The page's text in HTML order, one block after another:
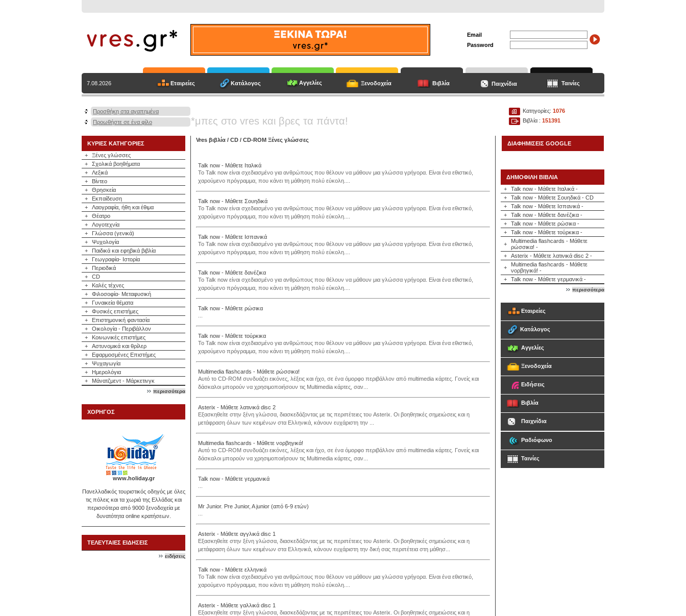
Email
Password
7.08.2026 Εταιρείες Κατάλογος Αγγελίες Ξενοδοχεία Βιβλία Παιχνίδια Ταινίες
Προσθήκη στα αγαπημένα
Προωθήστε σε ένα φίλο
*μπες στο vres και βρες τα πάντα!
Κατηγορίες: 1076
Βιβλία : 151391
ΚΥΡΙΕΣ ΚΑΤΗΓΟΡΙΕΣ
+
Ξένες γλώσσες
+
Σχολικά βοηθήματα
+
Λεξικά
+
Βίντεο
+
Θρησκεία
+
Εκπαίδευση
+
Λαογραφία, ήθη και έθιμα
+
Θέατρο
+
Λογοτεχνία
+
Γλώσσα (γενικά)
+
Ψυχολογία
+
Παιδικά και εφηβικά βιβλία
+
Γεωγραφία- Ιστορία
+
Περιοδικά
+
CD
+
Καλές τέχνες
+
Φιλοσοφία- Μεταφυσική
+
Γυναικεία θέματα
+
Φυσικές επιστήμες
+
Επιστημονική φαντασία
+
Οικολογία - Περιβάλλον
+
Κοινωνικές επιστήμες
+
Αστυνομικά και θρίλερ
+
Εφαρμοσμένες Επιστήμες
+
Ψυχαγωγία
+
Ημερολόγια
+
Μάνατζμεντ - Μάρκετινγκ
περισσότερα
ΧΟΡΗΓΟΣ
www.holiday.gr
Πανελλαδικός τουριστικός οδηγός με όλες
τις πόλεις και τα χωριά της Ελλάδας και
περισσότερα από 9000 ξενοδοχεία με
δυνατότητα online κρατήσεων.
ΤΕΛΕΥΤΑΙΕΣ ΕΙΔΗΣΕΙΣ
ειδήσεις
Vres βιβλία / CD / CD-ROM Ξένες γλώσσες
Talk now - Μάθετε Ιταλικά
To Talk now είναι σχεδιασμένο για ανθρώπους που θέλουν να μάθουν μια γλώσσα γρήγορα. Είναι ένα εθιστικό,
χαρούμενο πρόγραμμα, που κάνει τη μάθηση πολύ εύκολη....
Talk now - Μάθετε Σουηδικά
To Talk now είναι σχεδιασμένο για ανθρώπους που θέλουν να μάθουν μια γλώσσα γρήγορα. Είναι ένα εθιστικό,
χαρούμενο πρόγραμμα, που κάνει τη μάθηση πολύ εύκολη....
Talk now - Μάθετε Ισπανικά
To Talk now είναι σχεδιασμένο για ανθρώπους που θέλουν να μάθουν μια γλώσσα γρήγορα. Είναι ένα εθιστικό,
χαρούμενο πρόγραμμα, που κάνει τη μάθηση πολύ εύκολη....
Talk now - Μάθετε δανέζικα
To Talk now είναι σχεδιασμένο για ανθρώπους που θέλουν να μάθουν μια γλώσσα γρήγορα. Είναι ένα εθιστικό,
χαρούμενο πρόγραμμα, που κάνει τη μάθηση πολύ εύκολη....
Talk now - Μάθετε ρώσικα
Talk now - Μάθετε τούρκικα
To Talk now είναι σχεδιασμένο για ανθρώπους που θέλουν να μάθουν μια γλώσσα γρήγορα. Είναι ένα εθιστικό,
χαρούμενο πρόγραμμα, που κάνει τη μάθηση πολύ εύκολη....
Multimedia flashcards - Μάθετε ρώσσικα!
Αυτό το CD-ROM συνδυάζει εικόνες, λέξεις και ήχο, σε ένα όμορφο περιβάλλον από multimedia κάρτες. Γονείς και
δάσκαλοι μπορούν να χρησιμοποιήσουν τις Multimedia κάρτες, σαν...
Asterix - Μάθετε λατινικά disc 2
Εξασκηθείτε στην ξένη γλώσσα, διασκεδάζοντας με τις περιπέτειες του Asterix. Οι βοηθητικές σημειώσεις και η
μετάφραση όλων των κειμένων στα Ελληνικά, κάνουν ευχάριστη την ...
Multimedia flashcards - Μάθετε νορβηγικά!
Αυτό το CD-ROM συνδυάζει εικόνες, λέξεις και ήχο, σε ένα όμορφο περιβάλλον από multimedia κάρτες. Γονείς και
δάσκαλοι μπορούν να χρησιμοποιήσουν τις Multimedia κάρτες, σαν...
Talk now - Μάθετε γερμανικά
Mr Junior. Pre Junior, A junior (από 6-9 ετών)
Asterix - Μάθετε αγγλικά disc 1
Εξασκηθείτε στην ξένη γλώσσα, διασκεδάζοντας με τις περιπέτειες του Asterix. Οι βοηθητικές σημειώσεις και η
μετάφραση όλων των κειμένων στα Ελληνικά, κάνουν ευχάριστη την δική σας περιπέτεια στη μάθησ...
Talk now - Μάθετε ελληνικά
To Talk now είναι σχεδιασμένο για ανθρώπους που θέλουν να μάθουν μια γλώσσα γρήγορα. Είναι ένα εθιστικό,
χαρούμενο πρόγραμμα, που κάνει τη μάθηση πολύ εύκολη....
Asterix - Μάθετε γαλλικά disc 1
Εξασκηθείτε στην ξένη γλώσσα, διασκεδάζοντας με τις περιπέτειες του Asterix. Οι βοηθητικές σημειώσεις και η
ΔΙΑΦΗΜΙΣΕΙΣ GOOGLE
ΔΗΜΟΦΙΛΗ ΒΙΒΛΙΑ
+
Talk now - Μάθετε Ιταλικά -
+
Talk now - Μάθετε Σουηδικά - CD
+
Talk now - Μάθετε Ισπανικά -
+
Talk now - Μάθετε δανέζικα -
+
Talk now - Μάθετε ρώσικα -
+
Talk now - Μάθετε τούρκικα -
+
Multimedia flashcards - Μάθετε
ρώσσικα! -
+
Asterix - Μάθετε λατινικά disc 2 -
+
Multimedia flashcards - Μάθετε
νορβηγικά! -
+
Talk now - Μάθετε γερμανικά -
περισσότερα
Εταιρείες
Κατάλογος
Αγγελίες
Ξενοδοχεία
Ειδήσεις
Βιβλία
Παιχνίδια
Ραδιόφωνο
Ταινίες